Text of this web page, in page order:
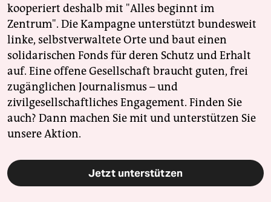
kooperiert deshalb mit "Alles beginnt im
Zentrum". Die Kampagne unterstützt bundesweit
linke, selbstverwaltete Orte und baut einen
solidarischen Fonds für deren Schutz und Erhalt
auf. Eine offene Gesellschaft braucht guten, frei
zugänglichen Journalismus – und
zivilgesellschaftliches Engagement. Finden Sie
auch? Dann machen Sie mit und unterstützen Sie
unsere Aktion.
Jetzt unterstützen